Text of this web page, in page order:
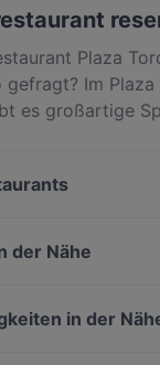
Plaza
Im Plaza
es großartige
Tapas &
Toro Tapas &
der Nähe
Bar
in der